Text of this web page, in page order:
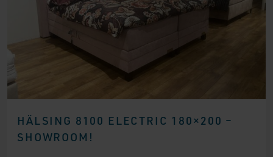
HÄLSING 8100 ELECTRIC 180×200 –
SHOWROOM!